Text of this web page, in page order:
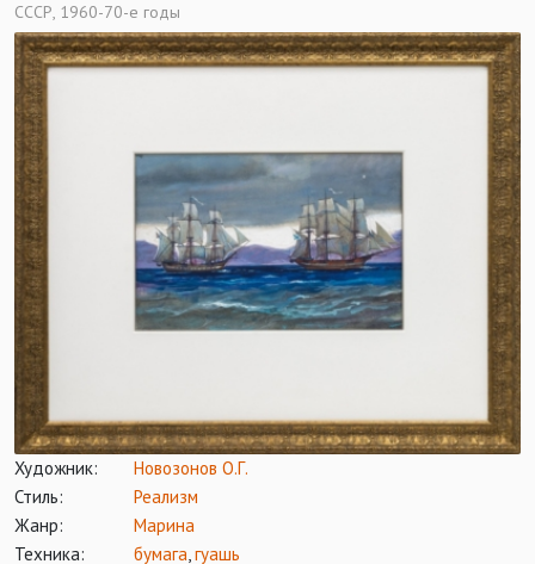
СССР, 1960-70-е годы
Художник:
Новозонов О.Г.
Стиль:
Реализм
Жанр:
Марина
Техника:
бумага,гуашь